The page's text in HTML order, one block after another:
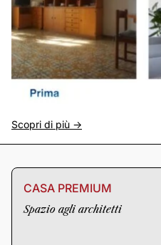
Scopri di più ->
CASA PREMIUM
Spazio agli architetti